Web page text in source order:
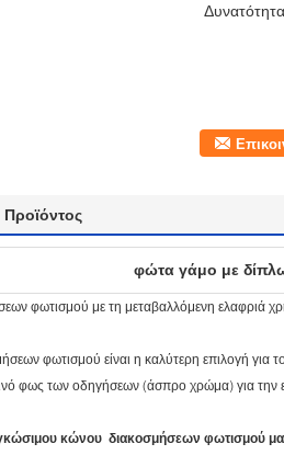
φώτα γάμο με
φωτισμού με τη μεταβαλλόμενη ελαφριά
φωτισμού είναι η καλύτερη επιλογή για
φως των οδηγήσεων (άσπρο χρώμα) για την
κώνου διακοσμήσεων φωτισμού